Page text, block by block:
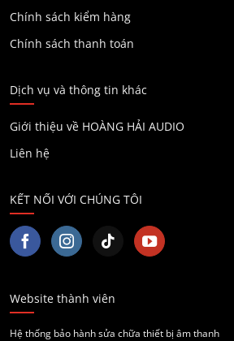
Chính sách kiểm hàng
Chính sách thanh toán
Dịch vụ và thông tin khác
Giới thiệu về HOÀNG HẢI AUDIO
Liên hệ
KẾT NỐI VỚI CHÚNG TÔI
Website thành viên
Hệ thống bảo hành sửa chữa thiết bị âm thanh